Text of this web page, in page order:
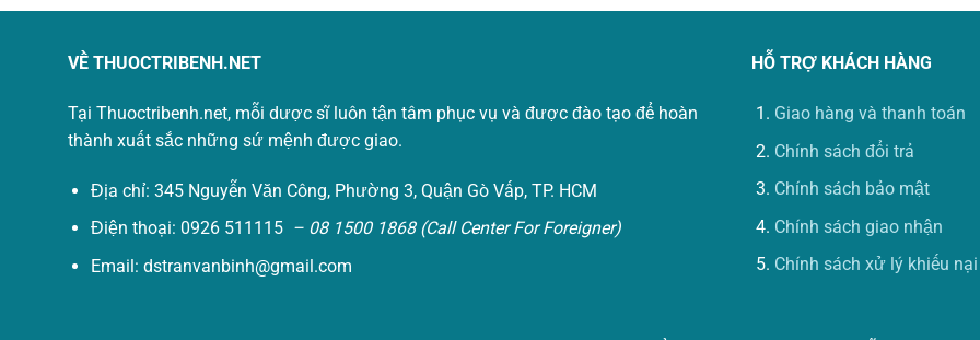
VỀ THUOCTRIBENH.NET
Tại Thuoctribenh.net, mỗi dược sĩ luôn tận tâm phục vụ và được đào tạo để hoàn
thành xuất sắc những sứ mệnh được giao.
Địa chỉ: 345 Nguyễn Văn Công, Phường 3, Quận Gò Vấp, TP. HCM
Điện thoại: 0926 511115 – 08 1500 1868 (Call Center For Foreigner)
Email: dstranvanbinh@gmail.com
HỖ TRỢ KHÁCH HÀNG
Giao hàng và thanh toán
Chính sách đổi trả
Chính sách bảo mật
Chính sách giao nhận
Chính sách xử lý khiếu nại